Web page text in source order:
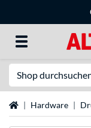
StartseiteHardware